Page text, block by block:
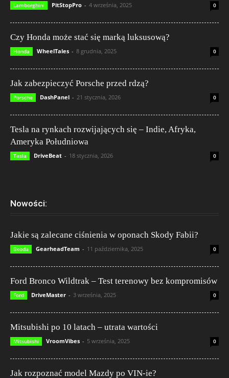
Lamborghini PitStopPro - 4 września, 2025 0
Czy Honda może stać się marką luksusową?
Honda WheelTales - 8 grudnia, 2025 0
Jak zabezpieczyć Porsche przed rdzą?
Porsche DashPanel - 21 stycznia, 2026 0
Tesla na rynkach rozwijających się – Indie, Afryka,
Ameryka Południowa
Tesla DriveBeat - 18 stycznia, 2026 0
Nowości:
Jakie są zalecane ciśnienia w oponach Skody Fabii?
Skoda GearheadTeam - 11 października, 2025 0
Ford Bronco Wildtrak – Test terenowy bez kompromisów
Ford DriveMaster - 3 września, 2025 0
Mitsubishi po 10 latach – utrata wartości
Mitsubishi VroomVibes - 5 września, 2025 0
Jak rozpoznać model Mazdy po VIN-ie?